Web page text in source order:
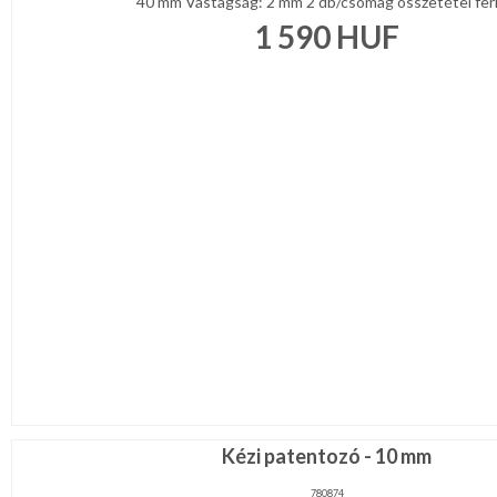
1 590 HUF
Kézi patentozó - 10 mm
780874